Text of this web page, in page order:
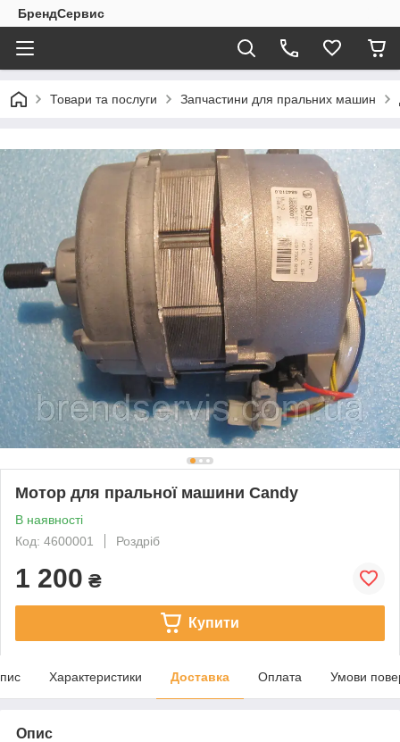
БрендСервис
Товари та послуги Запчастини для пральних машин
Мотор для пральної машини Candy
В наявності
Код: 4600001
Роздріб
1 200 ₴
Купити
Характеристики Доставка Оплата Умови
Опис